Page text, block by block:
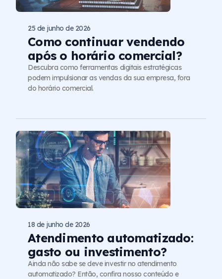
Como continuar vendendo
após o horário comercial?
25 de junho de 2026
Descubra como ferramentas digitais estratégicas
podem impulsionar as vendas da sua empresa, fora
do horário comercial.
Atendimento automatizado:
gasto ou investimento?
18 de junho de 2026
Ainda não sabe se deve investir no atendimento
automatizado? Então, confira nosso conteúdo e